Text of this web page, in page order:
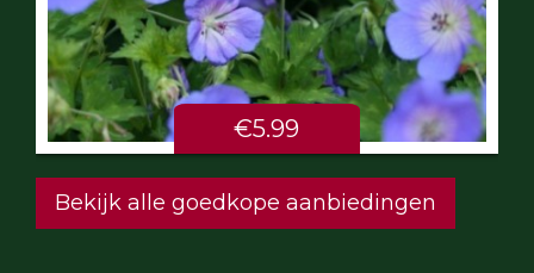
€5.99
Bekijk alle goedkope aanbiedingen